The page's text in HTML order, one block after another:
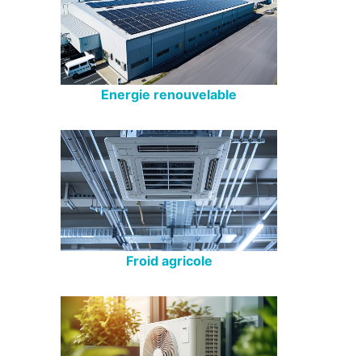
Energie renouvelable
Froid agricole